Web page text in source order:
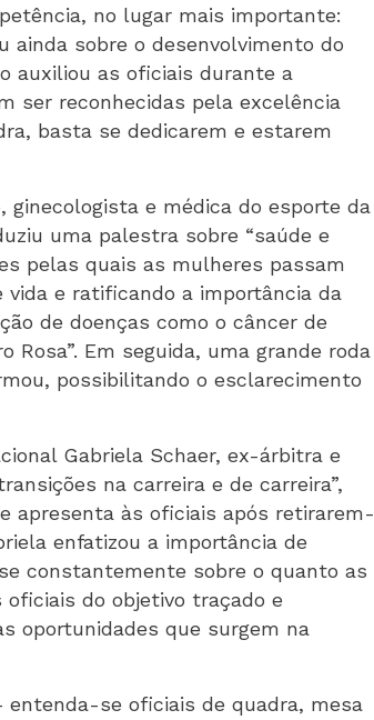
no lugar mais importante:
ainda sobre o desenvolvimento do
auxiliou as oficiais durante a
ser reconhecidas pela excelência
basta se dedicarem e estarem
ginecologista e médica do esporte da
uma palestra sobre “saúde e
pelas quais as mulheres passam
vida e ratificando a importância da
de doenças como o câncer de
Em seguida, uma grande roda
possibilitando o esclarecimento
Gabriela Schaer, ex-árbitra e
na carreira e de carreira”,
apresenta às oficiais após retirarem-
enfatizou a importância de
constantemente sobre o quanto as
do objetivo traçado e
oportunidades que surgem na
se oficiais de quadra, mesa